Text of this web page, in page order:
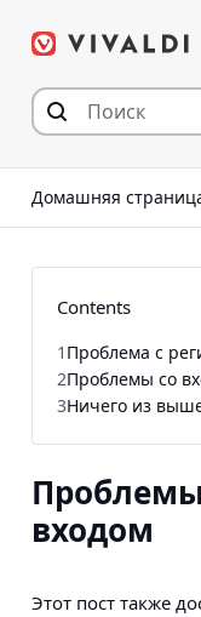
Домашняя
входом
Этот пост также
Contents
1 Проблема с
2Проблемы со
3Ничего из